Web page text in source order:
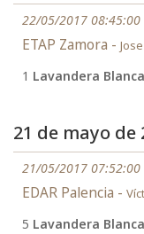
22/05/2017 08:45:00
ETAP Zamora -
1 Lavandera Blanca
21 de mayo de
21/05/2017 07:52:00
EDAR Palencia -
5 Lavandera Blanca